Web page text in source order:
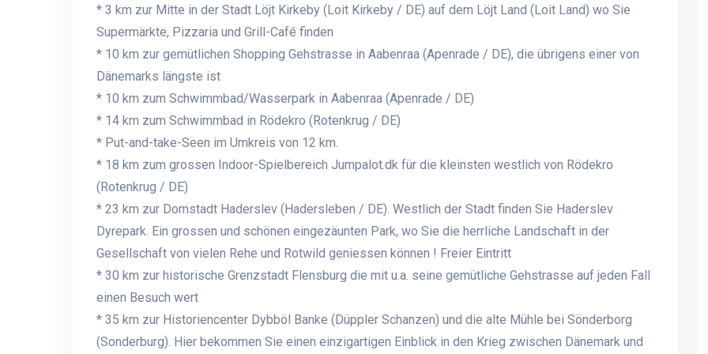
* 3 km zur Mitte in der Stadt Löjt Kirkeby (Loit Kirkeby / DE) auf dem Löjt Land (Loit Land) wo Sie
Supermärkte, Pizzaria und Grill-Café finden
* 10 km zur gemütlichen Shopping Gehstrasse in Aabenraa (Apenrade / DE), die übrigens einer von
Dänemarks längste ist
* 10 km zum Schwimmbad/Wasserpark in Aabenraa (Apenrade / DE)
* 14 km zum Schwimmbad in Rödekro (Rotenkrug / DE)
* Put-and-take-Seen im Umkreis von 12 km.
* 18 km zum grossen Indoor-Spielbereich Jumpalot.dk für die kleinsten westlich von Rödekro
(Rotenkrug / DE)
* 23 km zur Domstadt Haderslev (Hadersleben / DE). Westlich der Stadt finden Sie Haderslev
Dyrepark. Ein grossen und schönen eingezäunten Park, wo Sie die herrliche Landschaft in der
Gesellschaft von vielen Rehe und Rotwild geniessen können ! Freier Eintritt
* 30 km zur historische Grenzstadt Flensburg die mit u.a. seine gemütliche Gehstrasse auf jeden Fall
einen Besuch wert
* 35 km zur Historiencenter Dybböl Banke (Düppler Schanzen) und die alte Mühle bei Sönderborg
(Sonderburg). Hier bekommen Sie einen einzigartigen Einblick in den Krieg zwischen Dänemark und
Strand, in ruhiger
Ferienhausgegend, mit
Panoramablick über die